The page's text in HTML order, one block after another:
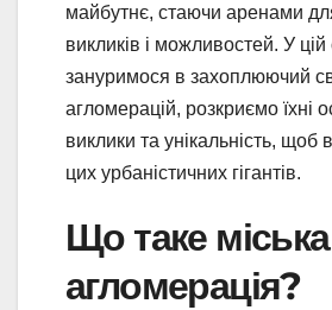
майбутнє, стаючи аренами
викликів і можливостей. У цій
зануримося в захоплюючий
агломерацій, розкриємо їхні
виклики та унікальність, щоб
цих урбаністичних гігантів.
Що таке міська
агломерація?